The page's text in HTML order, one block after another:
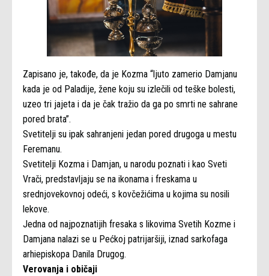
Zapisano je, takođe, da je Kozma “ljuto zamerio Damjanu
kada je od Paladije, žene koju su izlečili od teške bolesti,
uzeo tri jajeta i da je čak tražio da ga po smrti ne sahrane
pored brata”.
Svetitelji su ipak sahranjeni jedan pored drugoga u mestu
Feremanu.
Svetitelji Kozma i Damjan, u narodu poznati i kao Sveti
Vrači, predstavljaju se na ikonama i freskama u
srednjovekovnoj odeći, s kovčežićima u kojima su nosili
lekove.
Jedna od najpoznatijih fresaka s likovima Svetih Kozme i
Damjana nalazi se u Pećkoj patrijaršiji, iznad sarkofaga
arhiepiskopa Danila Drugog.
Verovanja i običaji